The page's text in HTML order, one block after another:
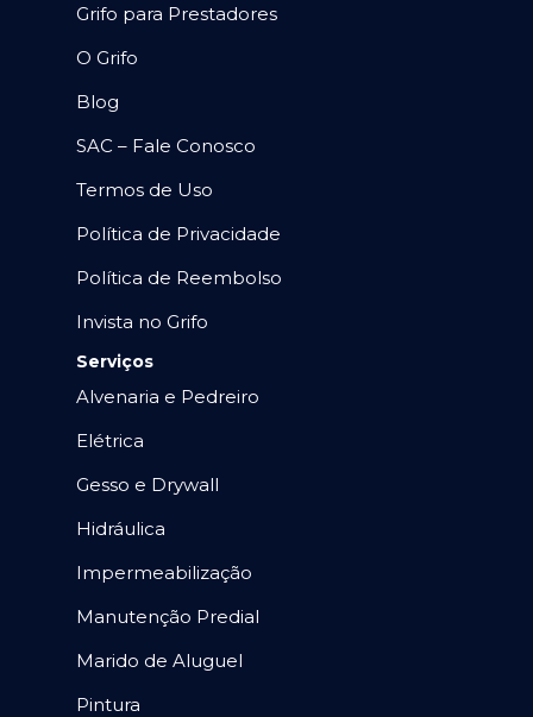
Grifo para Prestadores
O Grifo
Blog
SAC – Fale Conosco
Termos de Uso
Política de Privacidade
Política de Reembolso
Invista no Grifo
Serviços
Alvenaria e Pedreiro
Elétrica
Gesso e Drywall
Hidráulica
Impermeabilização
Manutenção Predial
Marido de Aluguel
Pintura